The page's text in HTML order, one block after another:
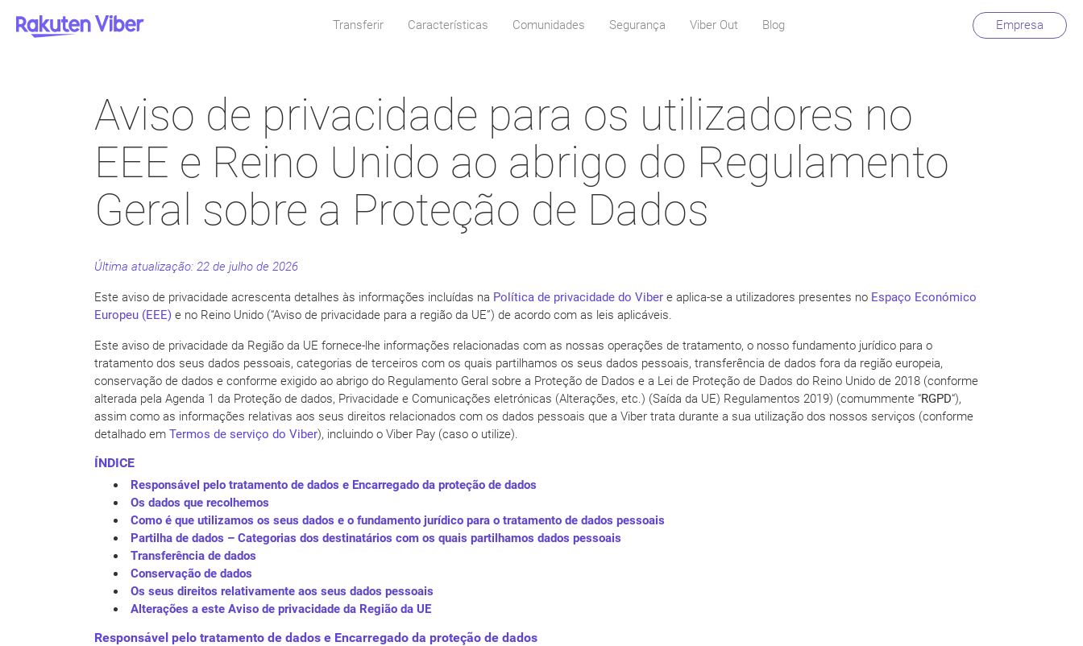
Transferir Características Comunidades Segurança Viber Out Blog Empresa
Aviso de privacidade para os utilizadores no
EEE e Reino Unido ao abrigo do Regulamento
Geral sobre a Proteção de Dados
Última atualização: 22 de julho de 2026
Este aviso de privacidade acrescenta detalhes às informações incluídas na Política de privacidade do Viber e aplica-se a utilizadores presentes no Espaço Económico
Europeu (EEE) e no Reino Unido (“Aviso de privacidade para a região da UE”) de acordo com as leis aplicáveis.
Este aviso de privacidade da Região da UE fornece-lhe informações relacionadas com as nossas operações de tratamento, o nosso fundamento jurídico para o
tratamento dos seus dados pessoais, categorias de terceiros com os quais partilhamos os seus dados pessoais, transferência de dados fora da região europeia,
conservação de dados e conforme exigido ao abrigo do Regulamento Geral sobre a Proteção de Dados e a Lei de Proteção de Dados do Reino Unido de 2018 (conforme
alterada pela Agenda 1 da Proteção de dados, Privacidade e Comunicações eletrónicas (Alterações, etc.) (Saída da UE) Regulamentos 2019) (comummente “RGPD“),
assim como as informações relativas aos seus direitos relacionados com os dados pessoais que a Viber trata durante a sua utilização dos nossos serviços (conforme
detalhado em Termos de serviço do Viber), incluindo o Viber Pay (caso o utilize).
ÍNDICE
Responsável pelo tratamento de dados e Encarregado da proteção de dados
Os dados que recolhemos
Como é que utilizamos os seus dados e o fundamento jurídico para o tratamento de dados pessoais
Partilha de dados – Categorias dos destinatários com os quais partilhamos dados pessoais
Transferência de dados
Conservação de dados
Os seus direitos relativamente aos seus dados pessoais
Alterações a este Aviso de privacidade da Região da UE
Responsável pelo tratamento de dados e Encarregado da proteção de dados